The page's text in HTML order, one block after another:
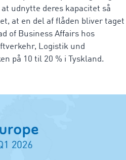
udnytte deres kapacitet så
at en del af flåden bliver taget
of Business Affairs hos
Logistik und
på 10 til 20 % i Tyskland.